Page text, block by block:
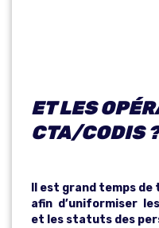
ET LES
CTA/CODIS
Il est grand temps
afin d’uniformiser
et les statuts des